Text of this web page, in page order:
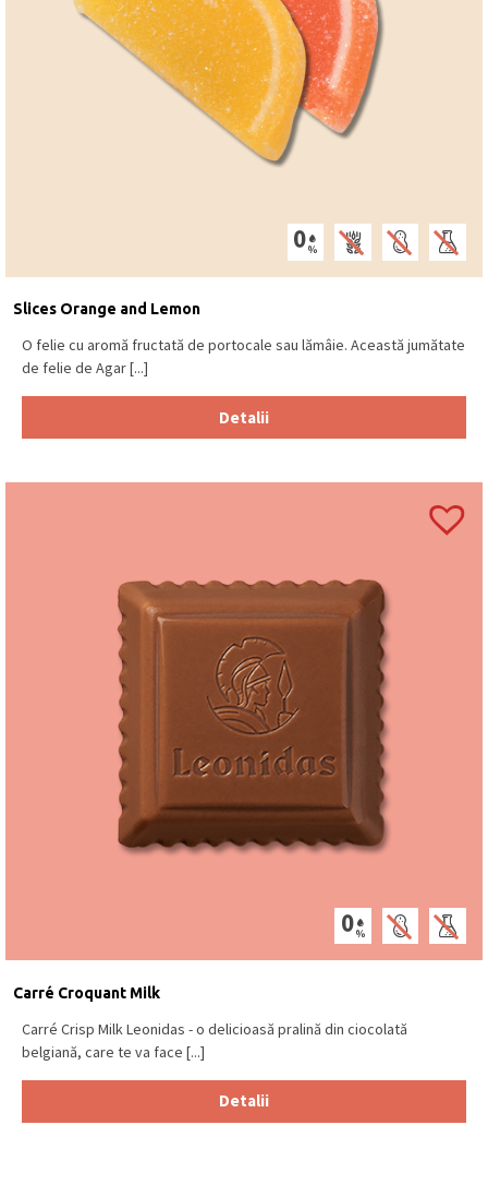
Slices Orange and Lemon
O felie cu aromă fructată de portocale sau lămâie. Această jumătate
de felie de Agar [...]
Detalii
Carré Croquant Milk
Carré Crisp Milk Leonidas - o delicioasă pralină din ciocolată
belgiană, care te va face [...]
Detalii